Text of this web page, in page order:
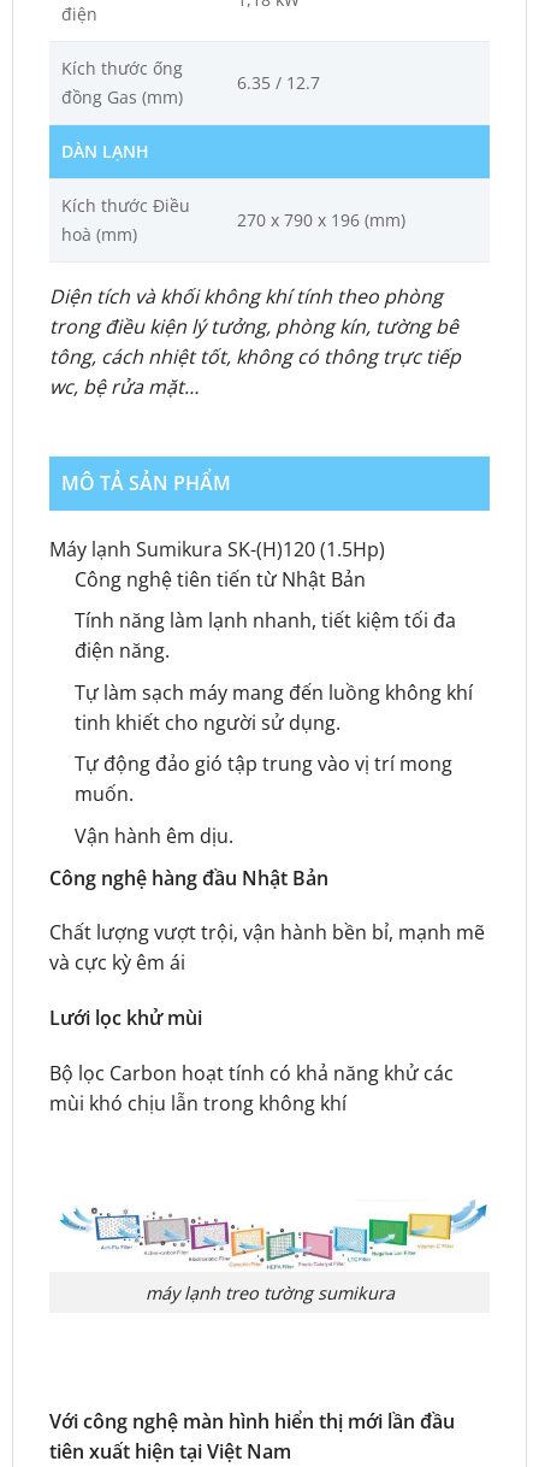
điện
Kích thước ống
đồng Gas (mm)
6.35 / 12.7
DÀN LẠNH
Kích thước Điều
hoà (mm)
270 x 790 x 196 (mm)
Diện tích và khối không khí tính theo phòng
trong điều kiện lý tưởng, phòng kín, tường bê
tông, cách nhiệt tốt, không có thông trực tiếp
wc, bệ rửa mặt…
MÔ TẢ SẢN PHẨM
Máy lạnh Sumikura SK-(H)120 (1.5Hp)
Công nghệ tiên tiến từ Nhật Bản
Tính năng làm lạnh nhanh, tiết kiệm tối đa
điện năng.
Tự làm sạch máy mang đến luồng không khí
tinh khiết cho người sử dụng.
Tự động đảo gió tập trung vào vị trí mong
muốn.
Vận hành êm dịu.
Công nghệ hàng đầu Nhật Bản
Chất lượng vượt trội, vận hành bền bỉ, mạnh mẽ
và cực kỳ êm ái
Lưới lọc khử mùi
Bộ lọc Carbon hoạt tính có khả năng khử các
mùi khó chịu lẫn trong không khí
máy lạnh treo tường sumikura
Với công nghệ màn hình hiển thị mới lần đầu
tiên xuất hiện tại Việt Nam